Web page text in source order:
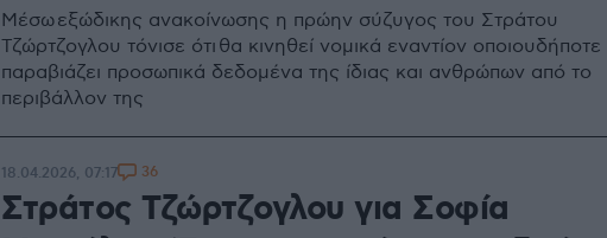
Μέσω εξώδικης ανακοίνωσης η πρώην σύζυγος του Στράτου
Τζώρτζογλου τόνισε ότι θα κινηθεί νομικά εναντίον οποιουδήποτε
παραβιάζει προσωπικά δεδομένα της ίδιας και ανθρώπων από το
περιβάλλον της
Στράτος Τζώρτζογλου για Σοφία
18.04.2026, 07:17 36